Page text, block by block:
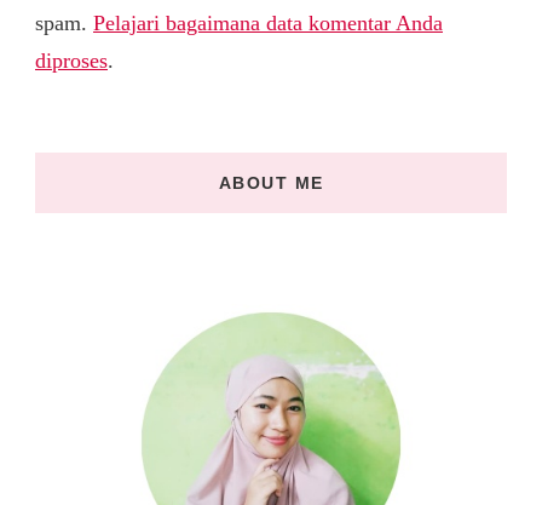
spam. Pelajari bagaimana data komentar Anda
diproses.
ABOUT ME